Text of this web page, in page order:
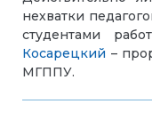
нехватки
студентами
Косарецкий –
МГППУ.